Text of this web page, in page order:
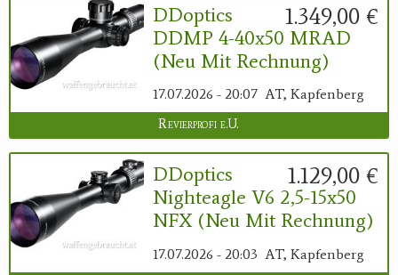
1.349,00 €
DDoptics
DDMP 4-40x50 MRAD
(neu Mit Rechnung)
17.07.2026 - 20:07 AT, Kapfenberg
Revierprofi e.U.
1.129,00 €
DDoptics
Nighteagle V6 2,5-15x50
NFX (neu Mit Rechnung)
17.07.2026 - 20:03 AT, Kapfenberg